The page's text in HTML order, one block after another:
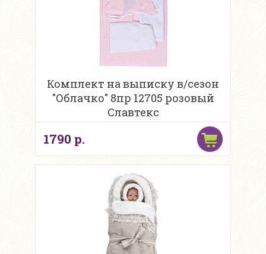
Комплект на выписку в/сезон
"Облачко" 8пр 12705 розовый
Славтекс
1790 р.